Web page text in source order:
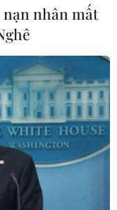
nhân mất